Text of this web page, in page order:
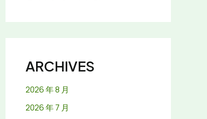
ARCHIVES
2026 年 8 月
2026 年 7 月